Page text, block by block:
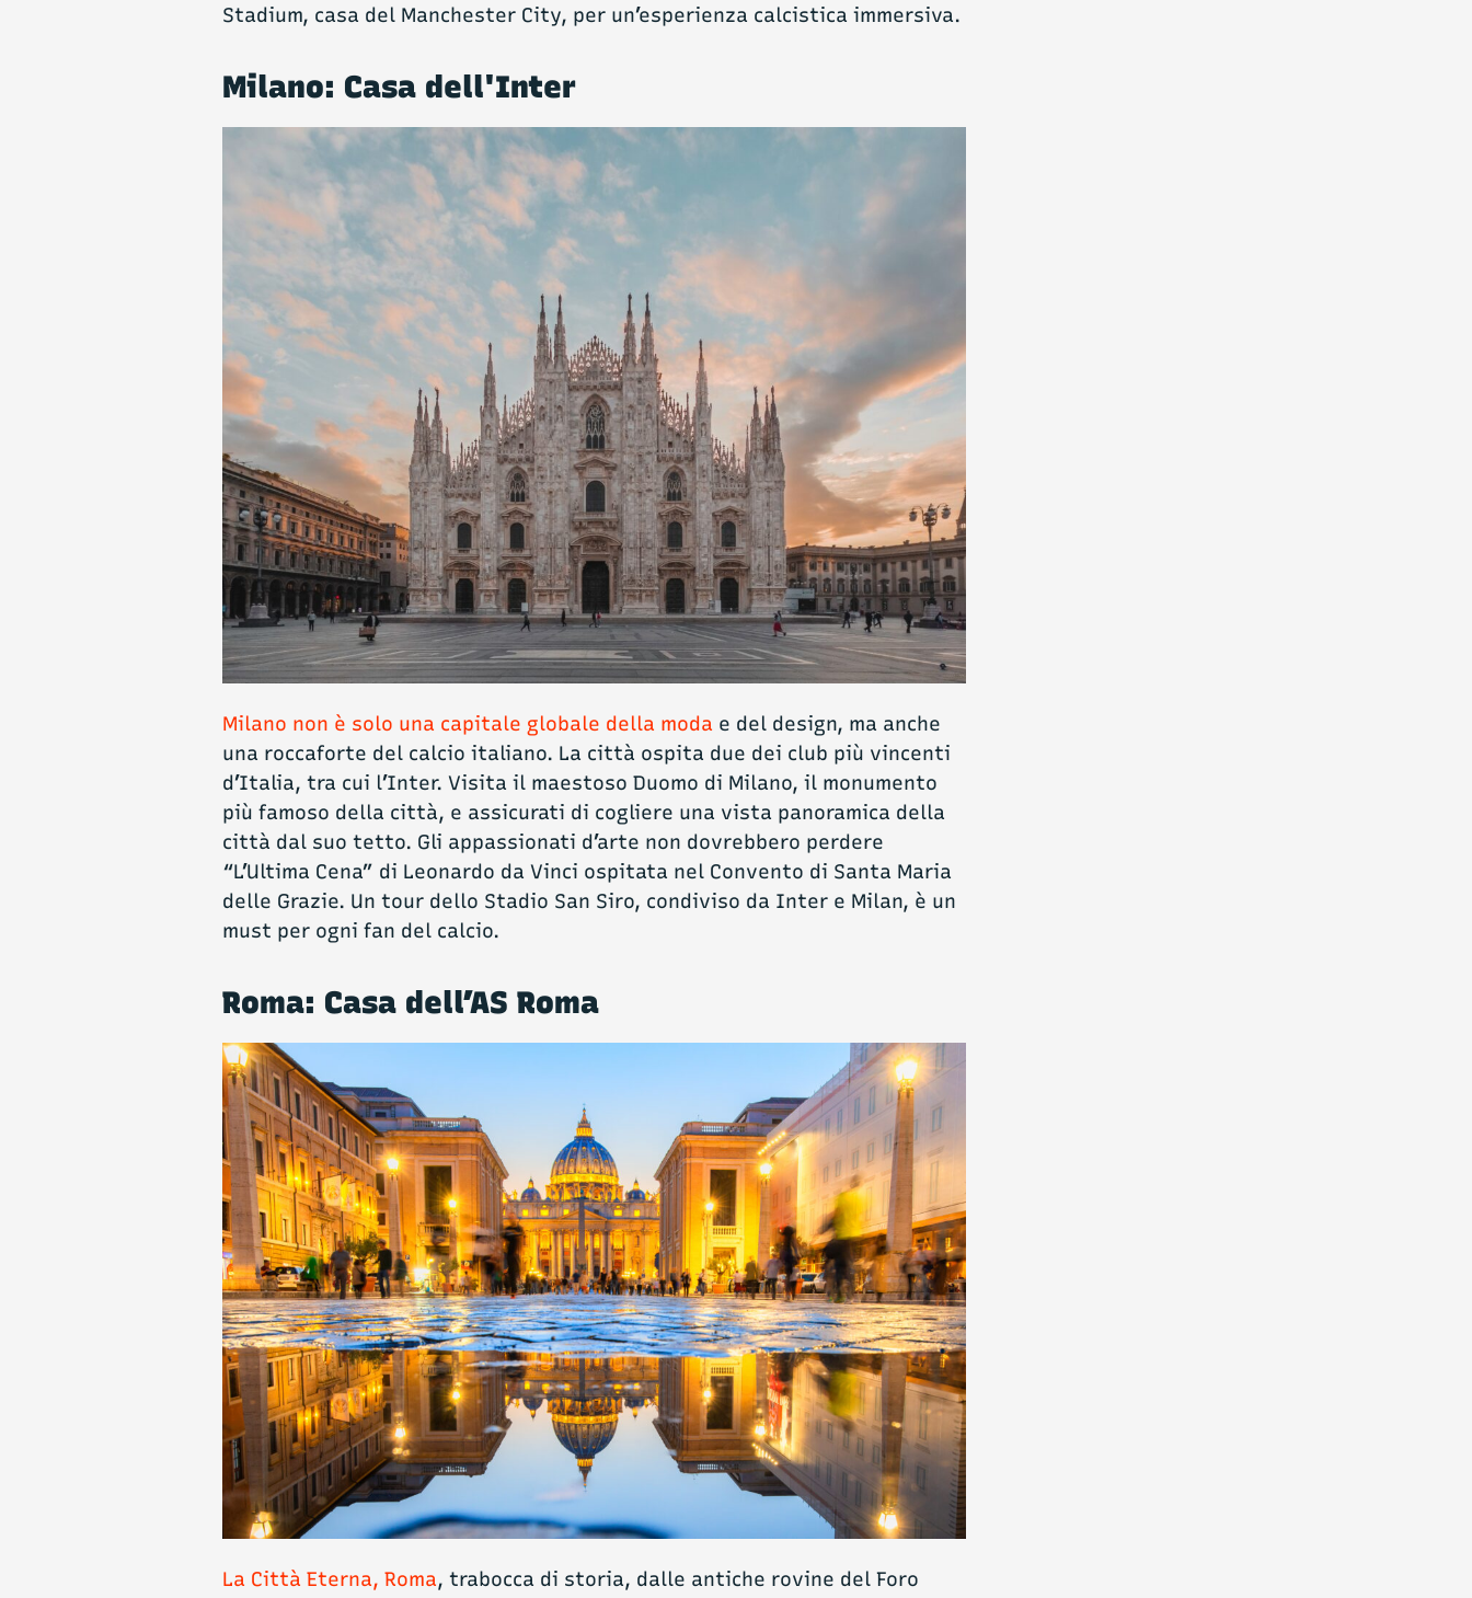
Stadium, casa del Manchester City, per un’esperienza calcistica immersiva.
Milano: Casa dell'Inter
Milano non è solo una capitale globale della moda e del design, ma anche
una roccaforte del calcio italiano. La città ospita due dei club più vincenti
d’Italia, tra cui l’Inter. Visita il maestoso Duomo di Milano, il monumento
più famoso della città, e assicurati di cogliere una vista panoramica della
città dal suo tetto. Gli appassionati d’arte non dovrebbero perdere
“L’Ultima Cena” di Leonardo da Vinci ospitata nel Convento di Santa Maria
delle Grazie. Un tour dello Stadio San Siro, condiviso da Inter e Milan, è un
must per ogni fan del calcio.
Roma: Casa dell’AS Roma
La Città Eterna, Roma, trabocca di storia, dalle antiche rovine del Foro